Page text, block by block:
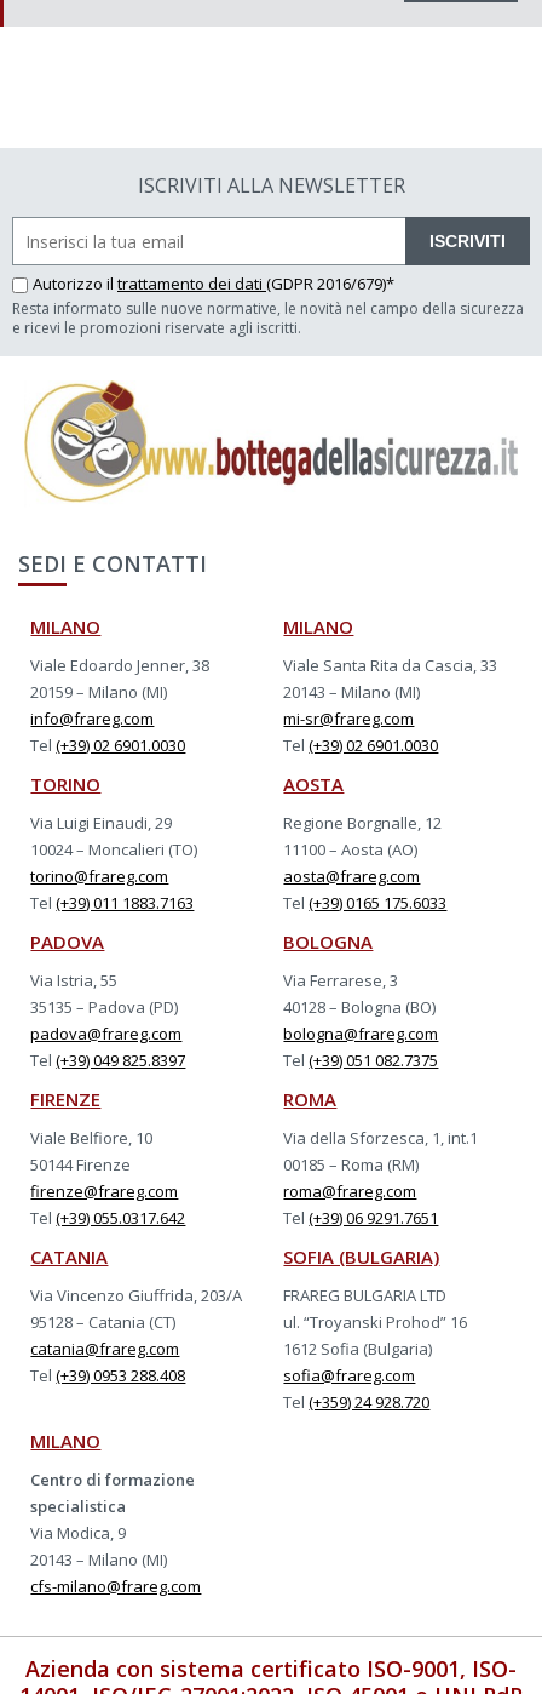
ISCRIVITI ALLA NEWSLETTER
ISCRIVITI
Autorizzo il trattamento dei dati (GDPR 2016/679)*
Resta informato sulle nuove normative, le novità nel campo della sicurezza
e ricevi le promozioni riservate agli iscritti.
SEDI E CONTATTI
MILANO
Viale Edoardo Jenner, 38
20159 – Milano (MI)
info@frareg.com
Tel(+39) 02 6901.0030
MILANO
Viale Santa Rita da Cascia, 33
20143 – Milano (MI)
mi-sr@frareg.com
Tel(+39) 02 6901.0030
TORINO
Via Luigi Einaudi, 29
10024 – Moncalieri (TO)
torino@frareg.com
Tel(+39) 011 1883.7163
AOSTA
Regione Borgnalle, 12
11100 – Aosta (AO)
aosta@frareg.com
Tel(+39) 0165 175.6033
PADOVA
Via Istria, 55
35135 – Padova (PD)
padova@frareg.com
Tel(+39) 049 825.8397
BOLOGNA
Via Ferrarese, 3
40128 – Bologna (BO)
bologna@frareg.com
Tel(+39) 051 082.7375
FIRENZE
Viale Belfiore, 10
50144 Firenze
firenze@frareg.com
Tel(+39) 055.0317.642
ROMA
Via della Sforzesca, 1, int.1
00185 – Roma (RM)
roma@frareg.com
Tel(+39) 06 9291.7651
CATANIA
Via Vincenzo Giuffrida, 203/A
95128 – Catania (CT)
catania@frareg.com
Tel(+39) 0953 288.408
SOFIA (BULGARIA)
FRAREG BULGARIA LTD
ul. “Troyanski Prohod” 16
1612 Sofia (Bulgaria)
sofia@frareg.com
Tel(+359) 24 928.720
MILANO
Centro di formazione
specialistica
Via Modica, 9
20143 – Milano (MI)
cfs-milano@frareg.com
Azienda con sistema certificato ISO-9001, ISO-